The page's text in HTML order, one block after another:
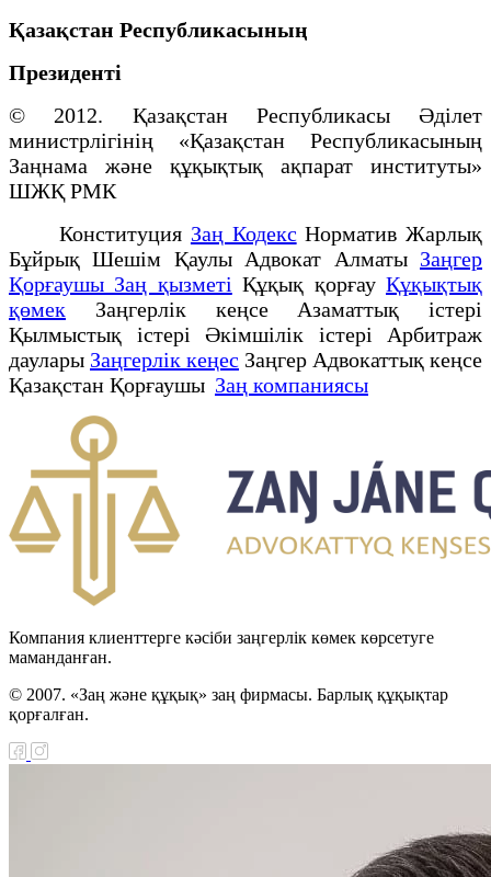
Қазақстан Республикасының
Президенті
© 2012. Қазақстан Республикасы Әділет
министрлігінің «Қазақстан Республикасының
Заңнама және құқықтық ақпарат институты»
ШЖҚ РМК
Конституция Заң Кодекс Норматив Жарлық
Бұйрық Шешім Қаулы Адвокат Алматы Заңгер
Қорғаушы Заң қызметі Құқық қорғауҚұқықтық
қөмек Заңгерлік кеңсе Азаматтық істері
Қылмыстық істері Әкімшілік істері Арбитраж
даулары Заңгерлік кеңес Заңгер Адвокаттық кеңсе
Қазақстан Қорғаушы Заң компаниясы
Компания клиенттерге кәсіби заңгерлік көмек көрсетуге
маманданған.
© 2007. «Заң және құқық» заң фирмасы. Барлық құқықтар
қорғалған.